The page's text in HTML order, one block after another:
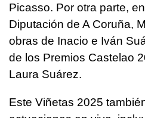
Picasso. Por otra parte,
Diputación de A Coruña,
obras de Inacio e Iván
de los Premios Castelao
Laura Suárez.
Este Viñetas 2025